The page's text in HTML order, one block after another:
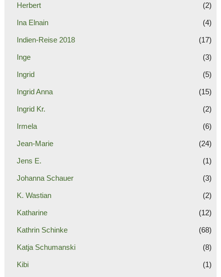
Herbert (2)
Ina Elnain (4)
Indien-Reise 2018 (17)
Inge (3)
Ingrid (5)
Ingrid Anna (15)
Ingrid Kr. (2)
Irmela (6)
Jean-Marie (24)
Jens E. (1)
Johanna Schauer (3)
K. Wastian (2)
Katharine (12)
Kathrin Schinke (68)
Katja Schumanski (8)
Kibi (1)